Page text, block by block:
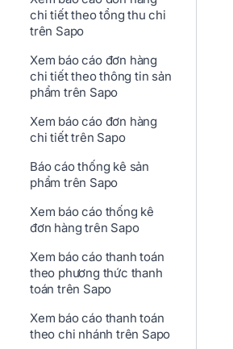
chi tiết theo tổng thu chi
trên Sapo
Xem báo cáo đơn hàng
chi tiết theo thông tin sản
phẩm trên Sapo
Xem báo cáo đơn hàng
chi tiết trên Sapo
Báo cáo thống kê sản
phẩm trên Sapo
Xem báo cáo thống kê
đơn hàng trên Sapo
Xem báo cáo thanh toán
theo phương thức thanh
toán trên Sapo
Xem báo cáo thanh toán
theo chi nhánh trên Sapo